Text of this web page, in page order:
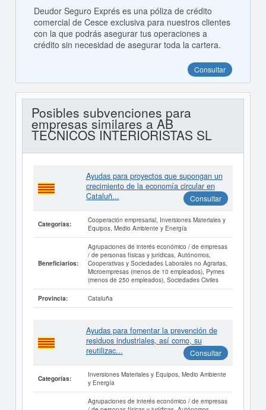
Deudor Seguro Exprés es una póliza de crédito
comercial de Cesce exclusiva para nuestros clientes
con la que podrás asegurar tus operaciones a
crédito sin necesidad de asegurar toda la cartera.
Consultar
Posibles subvenciones para
empresas similares a AB
TECNICOS INTERIORISTAS SL
Ayudas para proyectos que supongan un
crecimiento de la economía circular en
Cataluñ...
Consultar
Categorías:
Cooperación empresarial, Inversiones Materiales y
Equipos, Medio Ambiente y Energía
Beneficiarios:
Agrupaciones de interés económico / de empresas
/ de personas físicas y jurídicas, Autónomos,
Cooperativas y Sociedades Laborales no Agrarias,
Microempresas (menos de 10 empleados), Pymes
(menos de 250 empleados), Sociedades Civiles
Provincia: Cataluña
Ayudas para fomentar la prevención de
residuos industriales, así como, su
reutilizac...
Consultar
Categorías:
Inversiones Materiales y Equipos, Medio Ambiente
y Energía
Agrupaciones de interés económico / de empresas